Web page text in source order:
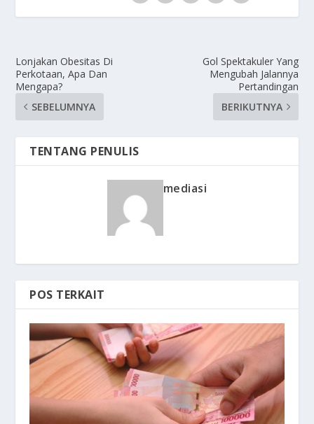
Lonjakan Obesitas Di
Perkotaan, Apa Dan
Mengapa?
SEBELUMNYA
Gol Spektakuler Yang
Mengubah Jalannya
Pertandingan
BERIKUTNYA
TENTANG PENULIS
mediasi
POS TERKAIT